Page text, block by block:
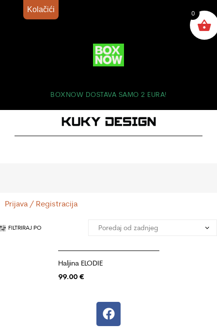
BOXNOW DOSTAVA SAMO 2 EURA!
Prijava / Registracija
FILTRIRAJ PO
Haljina ELODIE
99.00 €
0
Kolačići